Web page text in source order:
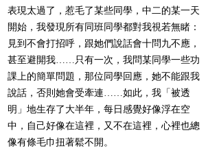
表現太過了，惹毛了某些同學，中二的某一天
開始，我發現所有同班同學都對我視若無睹：
見到不會打招呼，跟她們說話會十問九不應，
甚至避開我……只有一次，我問某同學一些功
課上的簡單問題，那位同學回應，她不能跟我
說話，否則她會受牽連……如此，我「被透
明」地生存了大半年，每日感覺好像浮在空
中，自己好像在這裡，又不在這裡，心裡也總
像有條毛巾扭著鬆不開。